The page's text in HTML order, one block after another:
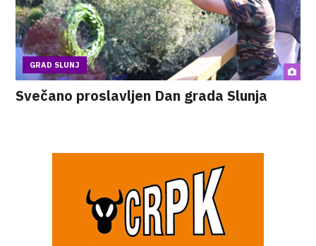
GRAD SLUNJ
Svečano proslavljen Dan grada Slunja